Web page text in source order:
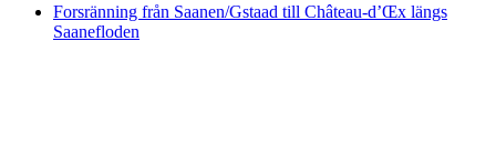
Forsränning från Saanen/Gstaad till Château-d’Œx längs
Saanefloden